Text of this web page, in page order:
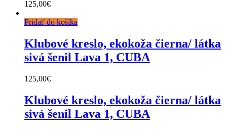
125,00€
Pridať do košíka
Klubové kreslo, ekokoža čierna/ látka
sivá šenil Lava 1, CUBA
125,00€
Klubové kreslo, ekokoža čierna/ látka
sivá šenil Lava 1, CUBA